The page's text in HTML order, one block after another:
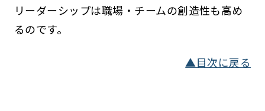
リーダーシップは職場・チームの創造性も高め
るのです。
▲目次に戻る